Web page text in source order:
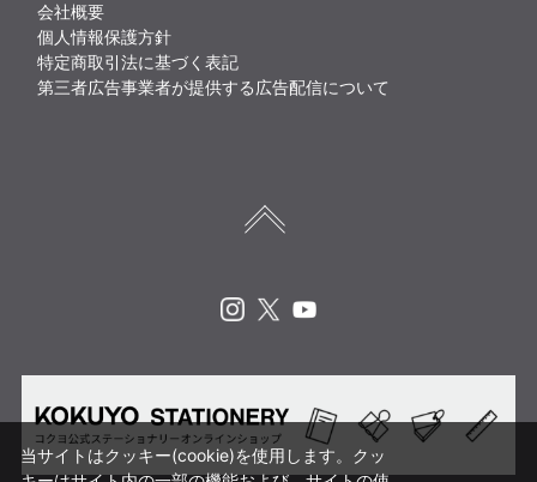
会社概要
個人情報保護方針
特定商取引法に基づく表記
第三者広告事業者が提供する広告配信について
当サイトはクッキー(cookie)を使用します。クッ